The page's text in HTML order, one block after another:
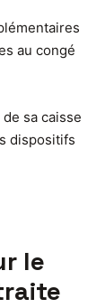
au congé
sa caisse
dispositifs
le